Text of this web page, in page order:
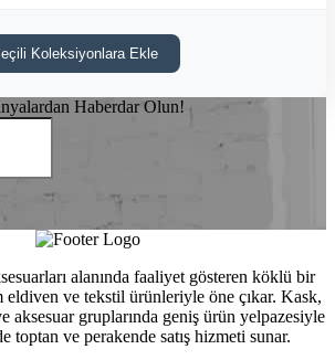
Koleksiyonlara Ekle
Haberdar Olun!
alanında faaliyet gösteren köklü bir
eldiven ve tekstil ürünleriyle öne çıkar. Kask,
aksesuar gruplarında geniş ürün yelpazesiyle
toptan ve perakende satış hizmeti sunar.